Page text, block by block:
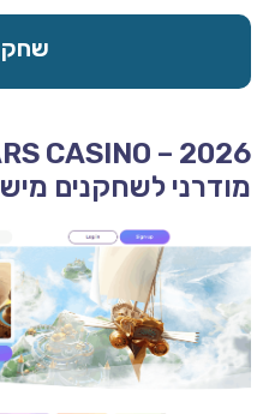
שחק
מודרני לשחקנים